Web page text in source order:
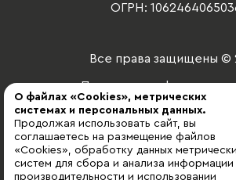
ОГРН:
Все права защищены ©
Политика
разработка сайта
О файлах «Cookies», метрических
системах и персональных данных.
Продолжая использовать сайт, вы
соглашаетесь на размещение файлов
«Cookies», обработку данных
систем для сбора и анализа информации
производительности и использовании